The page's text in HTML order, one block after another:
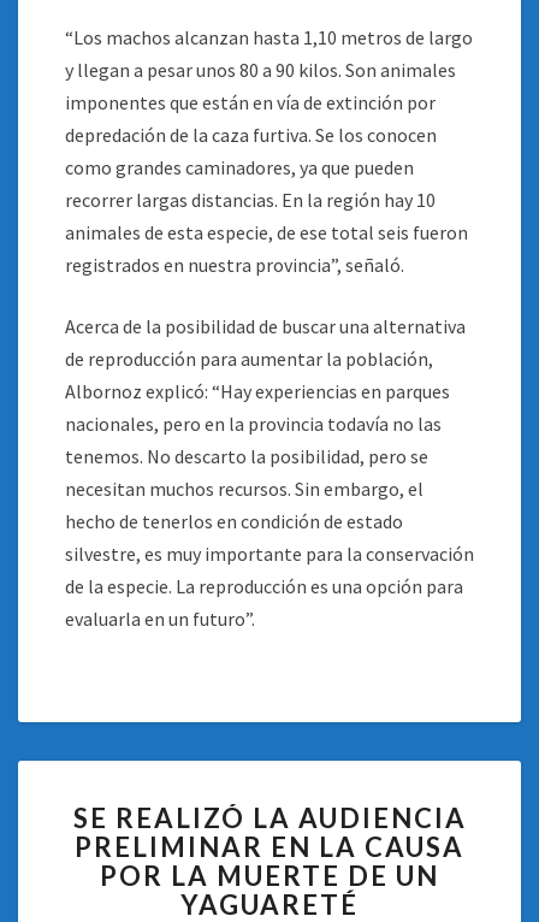
“Los machos alcanzan hasta 1,10 metros de largo
y llegan a pesar unos 80 a 90 kilos. Son animales
imponentes que están en vía de extinción por
depredación de la caza furtiva. Se los conocen
como grandes caminadores, ya que pueden
recorrer largas distancias. En la región hay 10
animales de esta especie, de ese total seis fueron
registrados en nuestra provincia”, señaló.
Acerca de la posibilidad de buscar una alternativa
de reproducción para aumentar la población,
Albornoz explicó: “Hay experiencias en parques
nacionales, pero en la provincia todavía no las
tenemos. No descarto la posibilidad, pero se
necesitan muchos recursos. Sin embargo, el
hecho de tenerlos en condición de estado
silvestre, es muy importante para la conservación
de la especie. La reproducción es una opción para
evaluarla en un futuro”.
REALIZÓ
LA
AUDIENCIA
PRELIMINAR
SE REALIZÓ LA AUDIENCIA
PRELIMINAR EN LA CAUSA
POR LA MUERTE DE UN
YAGUARETÉ